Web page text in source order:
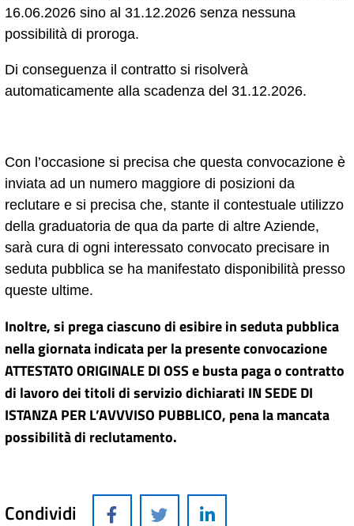
16.06.2026 sino al 31.12.2026 senza nessuna
possibilità di proroga.
Di conseguenza il contratto si risolverà
automaticamente alla scadenza del 31.12.2026.
Con l’occasione si precisa che questa convocazione è
inviata ad un numero maggiore di posizioni da
reclutare e si precisa che, stante il contestuale utilizzo
della graduatoria de qua da parte di altre Aziende,
sarà cura di ogni interessato convocato precisare in
seduta pubblica se ha manifestato disponibilità presso
queste ultime.
Inoltre, si prega ciascuno di esibire in seduta pubblica
nella giornata indicata per la presente convocazione
ATTESTATO ORIGINALE DI OSS e busta paga o contratto
di lavoro dei titoli di servizio dichiarati IN SEDE DI
ISTANZA PER L’AVVVISO PUBBLICO, pena la mancata
possibilità di reclutamento.
Condividi